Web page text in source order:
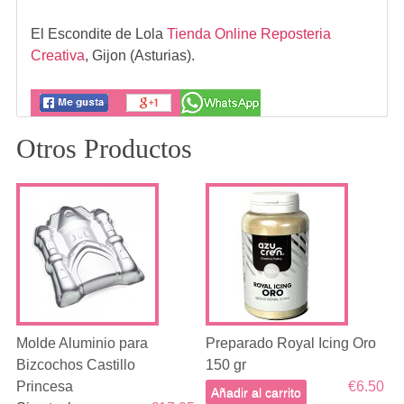
El Escondite de Lola Tienda Online Reposteria
Creativa, Gijon (Asturias).
Otros Productos
Molde Aluminio para
Bizcochos Castillo
Princesa
Preparado Royal Icing Oro
150 gr
€6.50
Añadir al carrito